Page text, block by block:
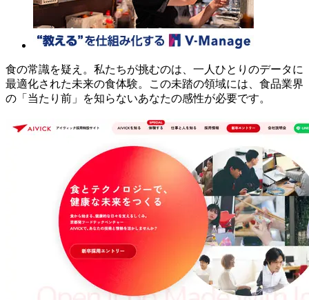
食の常識を疑え。私たちが挑むのは、一人ひとりのデータに
最適化された未来の食体験。この未踏の領域には、食品業界
の「当たり前」を知らないあなたの感性が必要です。